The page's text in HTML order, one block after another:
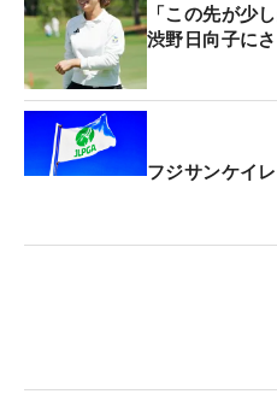
しかし畑岡奈紗、カルロ
との同組でプレーした18
にいかない時間が続くこ
ボギーで終えると、ティ
打目は出すしかなかった
ルのパーパットを外した
「この先が少
渋野日向子に
フジサンケイ